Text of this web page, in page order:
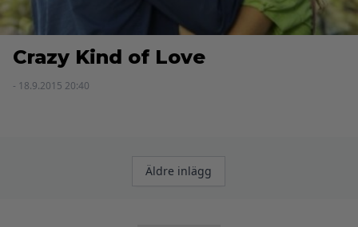
Crazy Kind of Love
- 18.9.2015 20:40
Inläggsnavigering
Äldre inlägg